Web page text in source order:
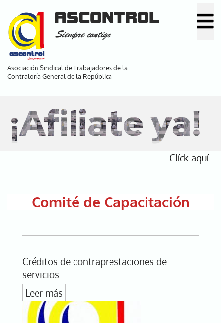
contenido
principal
ASCONTROL
Siempre contigo
Asociación Sindical de Trabajadores de la
Contraloría General de la República
¡Afiliate ya!
Clíck aquí.
Comité de Capacitación
Créditos de contraprestaciones de
servicios
Leer más